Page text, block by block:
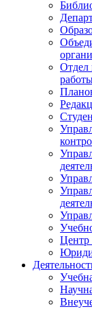
Отдел
Центр